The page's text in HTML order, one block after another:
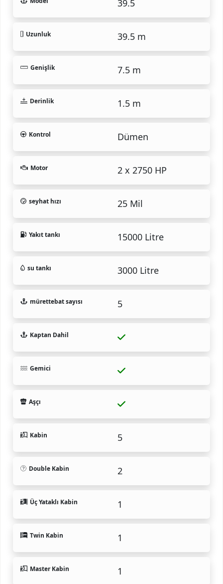
39.5
Uzunluk 39.5 m
Genişlik 7.5 m
Derinlik 1.5 m
Kontrol Dümen
Motor 2 x 2750 HP
seyhat hızı 25 Mil
Yakıt tankı 15000 Litre
su tankı 3000 Litre
mürettebat sayısı 5
Kaptan Dahil
Gemici
Aşçı
Kabin 5
Double Kabin 2
Üç Yataklı Kabin 1
Twin Kabin 1
Master Kabin 1